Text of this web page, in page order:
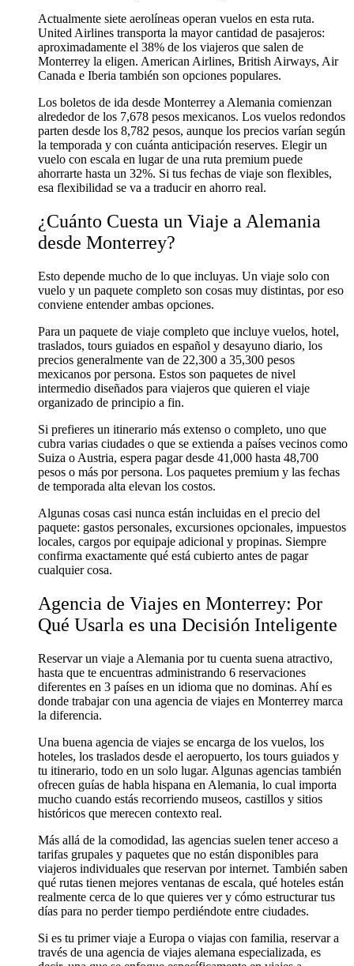
Actualmente siete aerolíneas operan vuelos en esta ruta.
United Airlines transporta la mayor cantidad de pasajeros:
aproximadamente el 38% de los viajeros que salen de
Monterrey la eligen. American Airlines, British Airways, Air
Canada e Iberia también son opciones populares.
Los boletos de ida desde Monterrey a Alemania comienzan
alrededor de los 7,678 pesos mexicanos. Los vuelos redondos
parten desde los 8,782 pesos, aunque los precios varían según
la temporada y con cuánta anticipación reserves. Elegir un
vuelo con escala en lugar de una ruta premium puede
ahorrarte hasta un 32%. Si tus fechas de viaje son flexibles,
esa flexibilidad se va a traducir en ahorro real.
¿Cuánto Cuesta un Viaje a Alemania
desde Monterrey?
Esto depende mucho de lo que incluyas. Un viaje solo con
vuelo y un paquete completo son cosas muy distintas, por eso
conviene entender ambas opciones.
Para un paquete de viaje completo que incluye vuelos, hotel,
traslados, tours guiados en español y desayuno diario, los
precios generalmente van de 22,300 a 35,300 pesos
mexicanos por persona. Estos son paquetes de nivel
intermedio diseñados para viajeros que quieren el viaje
organizado de principio a fin.
Si prefieres un itinerario más extenso o completo, uno que
cubra varias ciudades o que se extienda a países vecinos como
Suiza o Austria, espera pagar desde 41,000 hasta 48,700
pesos o más por persona. Los paquetes premium y las fechas
de temporada alta elevan los costos.
Algunas cosas casi nunca están incluidas en el precio del
paquete: gastos personales, excursiones opcionales, impuestos
locales, cargos por equipaje adicional y propinas. Siempre
confirma exactamente qué está cubierto antes de pagar
cualquier cosa.
Agencia de Viajes en Monterrey: Por
Qué Usarla es una Decisión Inteligente
Reservar un viaje a Alemania por tu cuenta suena atractivo,
hasta que te encuentras administrando 6 reservaciones
diferentes en 3 países en un idioma que no dominas. Ahí es
donde trabajar con una agencia de viajes en Monterrey marca
la diferencia.
Una buena agencia de viajes se encarga de los vuelos, los
hoteles, los traslados desde el aeropuerto, los tours guiados y
tu itinerario, todo en un solo lugar. Algunas agencias también
ofrecen guías de habla hispana en Alemania, lo cual importa
mucho cuando estás recorriendo museos, castillos y sitios
históricos que merecen contexto real.
Más allá de la comodidad, las agencias suelen tener acceso a
tarifas grupales y paquetes que no están disponibles para
viajeros individuales que reservan por internet. También saben
qué rutas tienen mejores ventanas de escala, qué hoteles están
realmente cerca de lo que quieres ver y cómo estructurar tus
días para no perder tiempo perdiéndote entre ciudades.
Si es tu primer viaje a Europa o viajas con familia, reservar a
través de una agencia de viajes alemana especializada, es